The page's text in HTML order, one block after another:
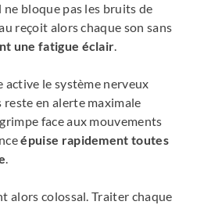
ne bloque pas les bruits de
reçoit alors chaque son sans
une fatigue éclair.
le système nerveux
en alerte maximale
face aux mouvements
épuise rapidement toutes
.
alors colossal. Traiter chaque